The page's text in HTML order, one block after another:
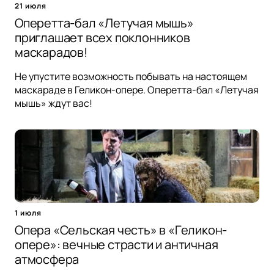
21 июля
Оперетта-бал «Летучая мышь»
приглашает всех поклонников
маскарадов!
Не упустите возможность побывать на настоящем
маскараде в Геликон-опере. Оперетта-бал «Летучая
мышь» ждут вас!
1 июля
Опера «Сельская честь» в «Геликон-
опере»: вечные страсти и античная
атмосфера